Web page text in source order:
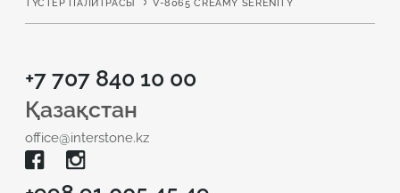
ТҮСТЕР ПАЛИТРАСЫ
V-8065 CREAMY SERENITY
+7 707 840 10 00
Қазақстан
office@interstone.kz